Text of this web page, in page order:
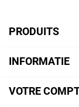
PRODUITS
INFORMATIE
VOTRE